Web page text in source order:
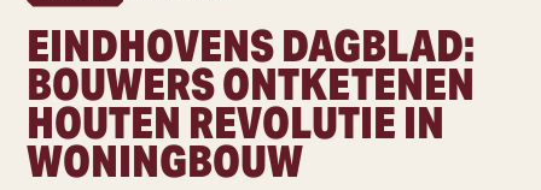
EINDHOVENS DAGBLAD:
BOUWERS ONTKETENEN
HOUTEN REVOLUTIE IN
WONINGBOUW